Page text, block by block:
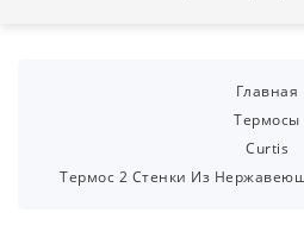
Главная
Термосы
Curtis
Термос 2 Стенки Из